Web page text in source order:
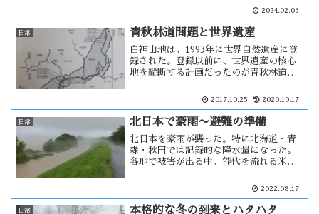
収録アルバムです。このコンサートには
自分も見に行く事が出来るはずだった。
しかし、行く事が出来ない理由が・・
2024.02.06
日常 青秋林道問題と世界遺産
白神山地は、1993年に世界自然遺産に登
録された。登録以前に、世界遺産の核心
地を縦断する計画だったのが青秋林道で
が、秋田県側は中止の意志はなかった。
る。登録された後は・・・
2017.10.25 2020.10.17
日常 北日本で豪雨〜避難の準備
北日本を豪雨が襲った。特に北海道・青
森・秋田では記録的な降水量になった。
各地で被害が出る中、能代を流れる米代
い出すと、水位の上昇は気が休まる事が
ではいられなくなる。
2022.08.17
日常 本格的な冬の到来とハタハタ